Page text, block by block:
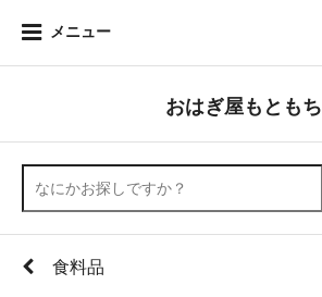
メニュー
おはぎ屋もともち
食料品